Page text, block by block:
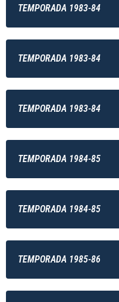
TEMPORADA 1983-84
TEMPORADA 1983-84
TEMPORADA 1983-84
TEMPORADA 1984-85
TEMPORADA 1984-85
TEMPORADA 1985-86